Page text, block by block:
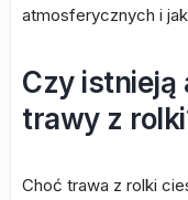
atmosferycznych i
Czy
trawy z
Choć trawa z rolki